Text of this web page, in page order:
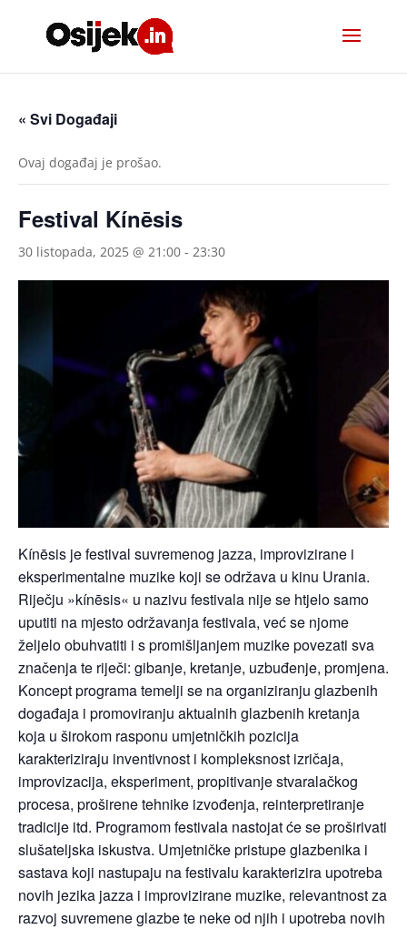
« Svi Događaji
Ovaj događaj je prošao.
Festival Kínēsis
30 listopada, 2025 @ 21:00 - 23:30
Kínēsis je festival suvremenog jazza, improvizirane i
eksperimentalne muzike koji se održava u kinu Urania.
Riječju »kínēsis« u nazivu festivala nije se htjelo samo
uputiti na mjesto održavanja festivala, već se njome
željelo obuhvatiti i s promišljanjem muzike povezati sva
značenja te riječi: gibanje, kretanje, uzbuđenje, promjena.
Koncept programa temelji se na organiziranju glazbenih
događaja i promoviranju aktualnih glazbenih kretanja
koja u širokom rasponu umjetničkih pozicija
karakteriziraju inventivnost i kompleksnost izričaja,
improvizacija, eksperiment, propitivanje stvaralačkog
procesa, proširene tehnike izvođenja, reinterpretiranje
tradicije itd. Programom festivala nastojat će se proširivati
slušateljska iskustva. Umjetničke pristupe glazbenika i
sastava koji nastupaju na festivalu karakterizira upotreba
novih jezika jazza i improvizirane muzike, relevantnost za
razvoj suvremene glazbe te neke od njih i upotreba novih